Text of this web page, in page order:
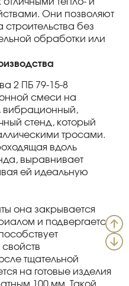
Они позволяют
строительства без
обработки или
2 ПБ 79-15-8
смеси на
вибрационный,
стенд, который
тросами.
вдоль
выравнивает
ей идеальную
она закрывается
и подвергается
тщательной
на готовые изделия